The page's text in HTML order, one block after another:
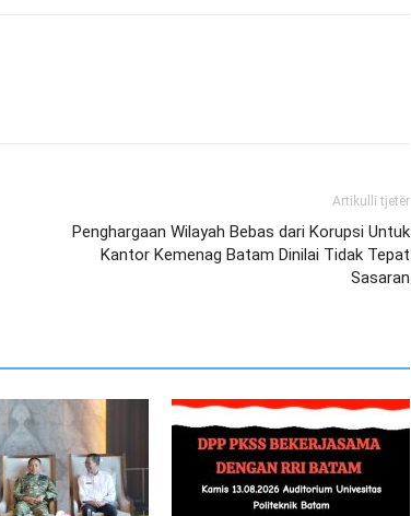
Artikulli tjetër
Penghargaan Wilayah Bebas dari Korupsi Untuk
Kantor Kemenag Batam Dinilai Tidak Tepat
Sasaran